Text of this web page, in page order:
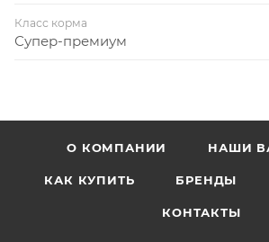
Класс корма
Супер-премиум
О КОМПАНИИ НАШИ
КАК КУПИТЬ БРЕНДЫ
КОНТАКТЫ